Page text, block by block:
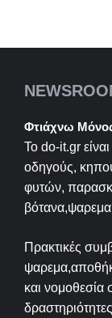
Φτιάχνω
Το do-it.gr
οδηγούς,
φυτών,
Πρακτικές
και νομοθεσία